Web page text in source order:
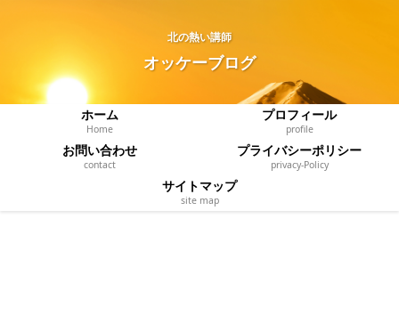
北の熱い講師
オッケーブログ
ホーム
Home
プロフィール
profile
お問い合わせ
contact
プライバシーポリシー
privacy‐Policy
サイトマップ
site map